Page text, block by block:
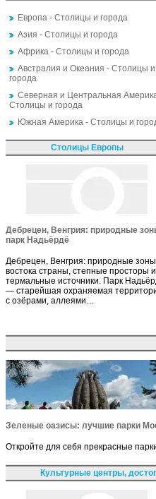
Европа - Столицы и города
Азия - Столицы и города
Африка - Столицы и города
Австралия и Океания - Столицы и
города
Северная и Центральная
Столицы и города
Южная Америка - Столицы и
Столицы Европы
Дебрецен, Венгрия: природные
парк Надьёрдё
Дебрецен, Венгрия: природные зоны
востока страны, степные просторы и
термальные источники. Парк
— старейшая охраняемая
с озёрами, аллеями…
Зеленые оазисы: лучшие парки
Откройте для себя прекрасные
Культурные центры,